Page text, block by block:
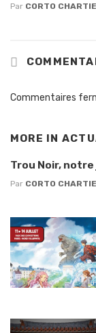
Par CORTO
Commentaires
MORE IN
Trou Noir,
Par CORTO